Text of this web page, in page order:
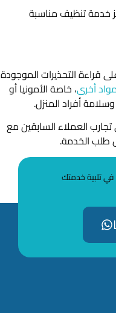
الآن على 0502226184 لحجز خدمة تنظيف مناسبة
قراءة التحذيرات الموجودة
أخرى، خاصة الأمونيا أو
أفراد المنزل.
العملاء السابقين مع
طلب الخدمة.
تلبية خدمتك